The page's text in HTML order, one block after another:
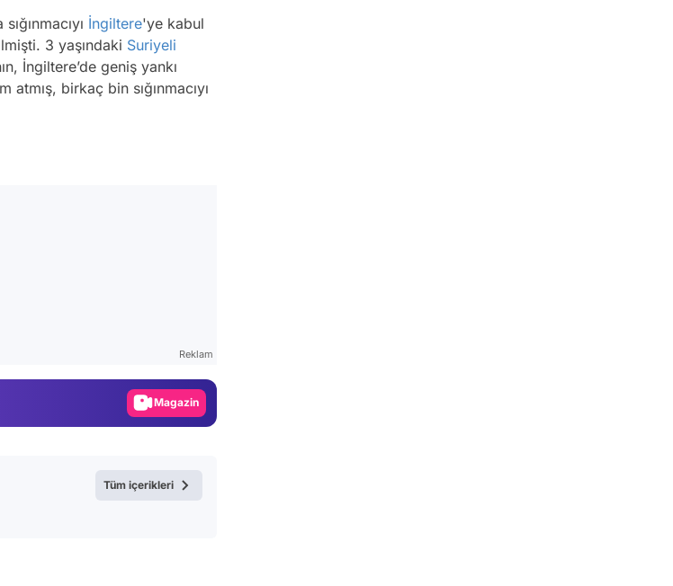
İngiltere'ye kabul
3 yaşındaki Suriyeli
İngiltere’de geniş yankı
atmış, birkaç bin sığınmacıyı
Reklam
Magazin
Tüm içerikleri